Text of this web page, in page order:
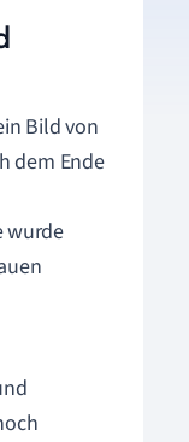
Bild von
dem Ende
wurde